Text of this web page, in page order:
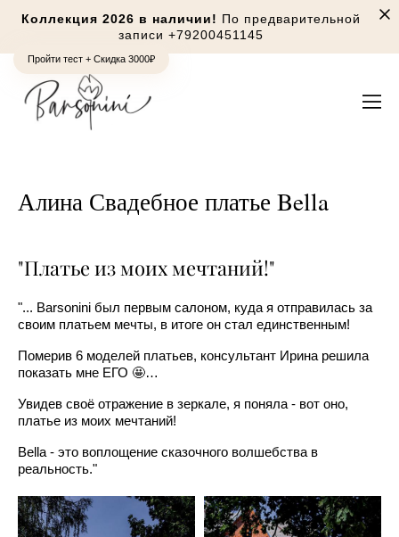
Пройти тест + Скидка 3000₽
Коллекция 2026 в наличии! По предварительной
записи +79200451145
Алина Свадебное платье Bella
"Платье из моих мечтаний!"
"... Barsonini был первым салоном, куда я отправилась за
своим платьем мечты, в итоге он стал единственным!
Померив 6 моделей платьев, консультант Ирина решила
показать мне ЕГО 🤩…
Увидев своё отражение в зеркале, я поняла - вот оно,
платье из моих мечтаний!
Bella - это воплощение сказочного волшебства в
реальность."